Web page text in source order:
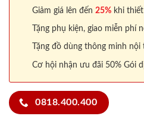
Giảm giá lên đến 25% khi
Tặng phụ kiện, giao miễn phí
Tặng đồ dùng thông minh nội
Cơ hội nhận ưu đãi 50% Gói
0818.400.400